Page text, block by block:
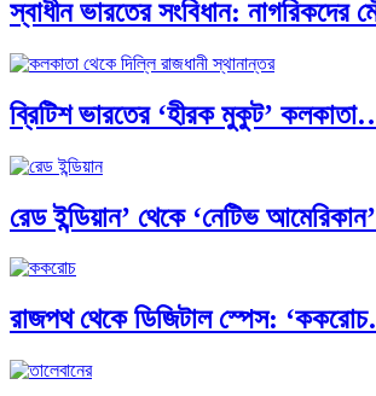
স্বাধীন ভারতের সংবিধান:
ব্রিটিশ ভারতের ‘হীরক মুকুট’
রেড ইন্ডিয়ান’ থেকে ‘নেটিভ
রাজপথ থেকে ডিজিটাল স্পেস: